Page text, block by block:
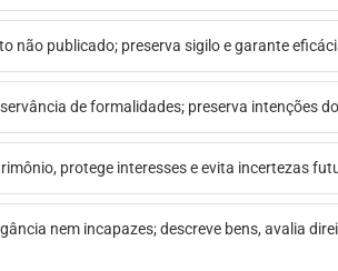
não publicado; preserva sigilo e garante
de formalidades; preserva intenções
protege interesses e evita incertezas
nem incapazes; descreve bens, avalia